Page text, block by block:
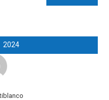
2024